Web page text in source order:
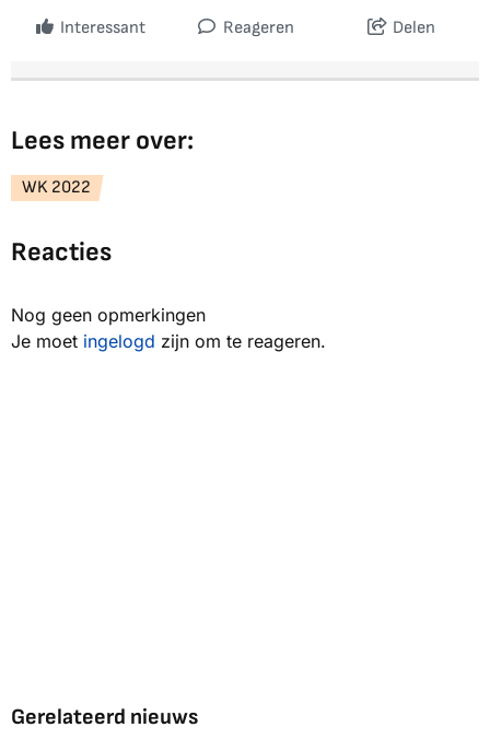
Interessant Reageren Delen
Lees meer over:
WK 2022
Reacties
Nog geen opmerkingen
Je moet ingelogd zijn om te reageren.
Gerelateerd nieuws